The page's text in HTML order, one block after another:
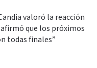
valoró la reacción
que los próximos
todas finales”